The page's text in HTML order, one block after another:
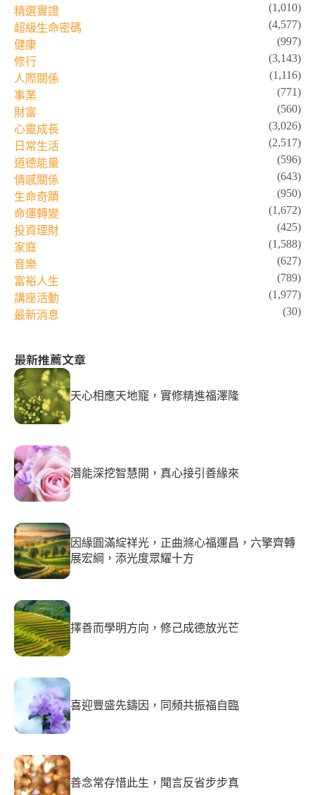
精選實證
(1,010)
超級生命密碼
(4,577)
健康
(997)
修行
(3,143)
人際關係
(1,116)
事業
(771)
財富
(560)
心靈成長
(3,026)
日常生活
(2,517)
道德能量
(596)
情感關係
(643)
生命奇蹟
(950)
命運轉變
(1,672)
投資理財
(425)
家庭
(1,588)
音樂
(627)
富裕人生
(789)
講座活動
(1,977)
最新消息
(30)
最新推薦文章
天心相應天地寵，實修精進福澤隆
潛能深挖智慧開，真心接引善緣來
因緣圓滿綻祥光，正曲滌心福運昌，六擎齊轉
展宏綱，添光度眾耀十方
擇善而學明方向，修己成德放光芒
喜迎豐盛先鑄因，同頻共振福自臨
善念常存惜此生，聞言反省步步真